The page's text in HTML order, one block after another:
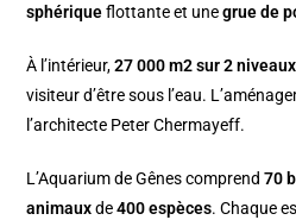
sphériqueflottante et unegrue de
À l’intérieur,27 000 m2 sur 2 niveaux
visiteur d’être sous l’eau.
l’architecte Peter Chermayeff.
L’Aquarium de Gênes comprend70
animauxde400 espèces. Chaque